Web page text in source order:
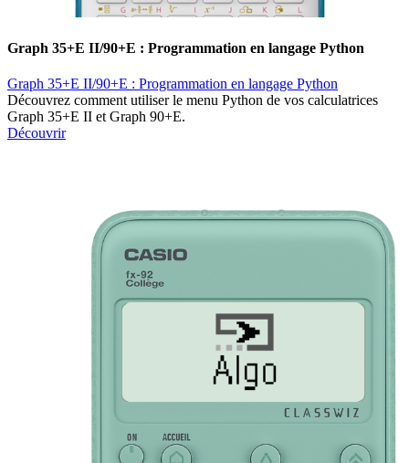
Graph 35+E II/90+E : Programmation en langage Python
Graph 35+E II/90+E : Programmation en langage Python
Découvrez comment utiliser le menu Python de vos calculatrices
Graph 35+E II et Graph 90+E.
Découvrir